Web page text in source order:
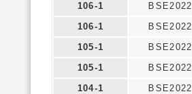
106-1
BSE2022
106-1
BSE2022
105-1
BSE2022
105-1
BSE2022
104-1
BSE2022